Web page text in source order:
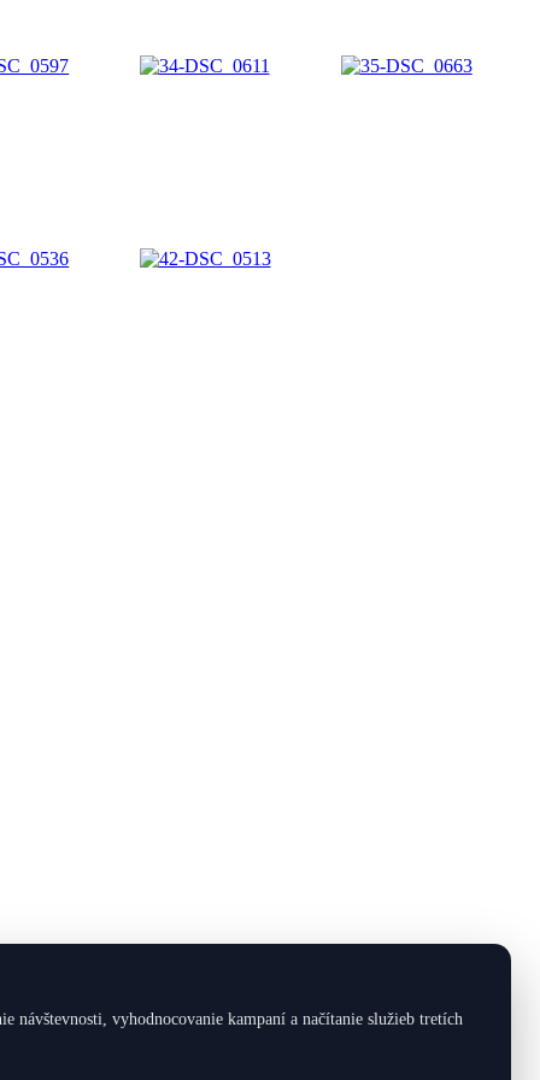
návštevnosti, vyhodnocovanie kampaní a načítanie služieb tretích